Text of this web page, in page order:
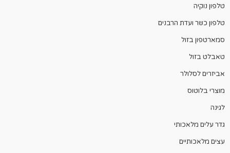
טלפון נוקיה
טלפון כשר ועדת הרבנים
סמארטפון בזול
טאבלט בזול
אביזרים לסלולר
מוצרי בלוטוס
לגינה
גדר עלים מלאכותי
עצים מלאכותיים